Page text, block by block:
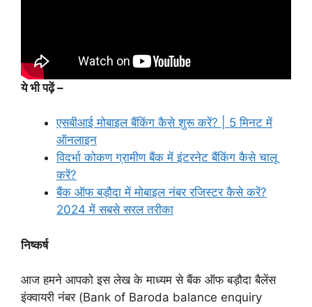
ये भी पढ़ें –
एसबीआई मोबाइल बैंकिंग कैसे शुरू करें? | 5 मिनट में
ऑनलाइन
विदर्भा कोकण ग्रामीण बैंक में इंटरनेट बैंकिंग कैसे चालू
करें?
बैंक ऑफ बड़ौदा में मोबाइल नंबर रजिस्टर कैसे करें?
2024 में सबसे सरल तरीका
निष्कर्ष
आज हमने आपको इस लेख के माध्यम से बैंक ऑफ बड़ौदा बैलेंस
इंक्वायरी नंबर (Bank of Baroda balance enquiry